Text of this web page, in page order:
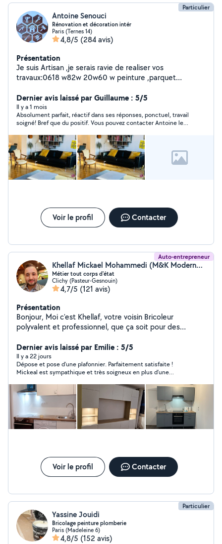
Particulier
Antoine Senouci
Rénovation et décoration intér
Paris (Ternes 14)
4,8/5 (284 avis)
Présentation
Je suis Artisan ,je serais ravie de realiser vos
travaux:0618 w82w 20w60 w peinture ,parquet
nécessaires( très bien équipé),sérieux, respectueux,
ponctuel du coup si vous avez besoin d'un professionnel
de confiance et un travail de qualité( propre et soigner
avec des bonnes finitions),je suis disponible pour la
semaine comme le week-end,A bientôt.
Dernier avis laissé par Guillaume : 5/5
Il y a 1 mois
Absolument parfait, réactif dans ses réponses, ponctuel, travail
soigné! Bref que du positif. Vous pouvez contacter Antoine les
Voir le profil Contacter
Auto-entrepreneur
Khellaf Mickael Mohammedi (M&K ModernestDecor)
Métier tout corps d'état
Clichy (Pasteur-Gesnouin)
4,7/5 (121 avis)
Présentation
Bonjour, Moi c'est Khellaf, votre voisin Bricoleur
polyvalent et professionnel, que ça soit pour des
des projets d'agencement et de décoration d'intérieur,
montage de meubles et pose de cuisines équipées,
travaux d'électricité, peintures, plomberie... Je
m'occupe de tout corps d'état avec soins et expertise.
N'hésitez pas à me contacter pour vos besoins en
bricolage ou en travaux. A très vite. Khellaf
Dernier avis laissé par Emilie : 5/5
Il y a 22 jours
Dépose et pose d’une plafonnier. Parfaitement satisfaite !
Mickeal est sympathique et très soigneux en plus d’une
Voir le profil Contacter
Particulier
Yassine Jouidi
Bricolage peinture plomberie
Paris (Madeleine 6)
4,8/5 (152 avis)